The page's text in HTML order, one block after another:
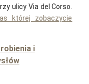
ulicy Via del Corso.
której zobaczycie
i